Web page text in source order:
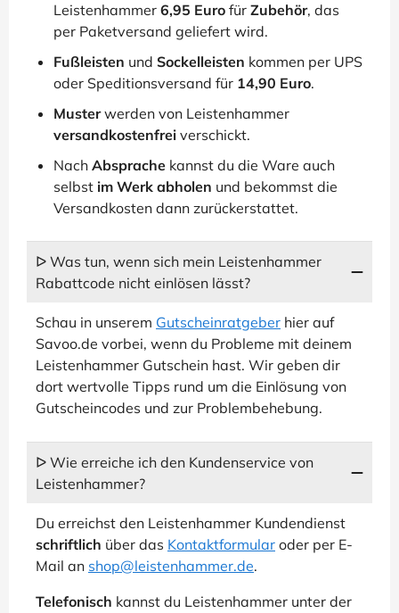
Leistenhammer 6,95 Euro für Zubehör, das
per Paketversand geliefert wird.
Fußleisten und Sockelleisten kommen per UPS
oder Speditionsversand für 14,90 Euro.
Musterwerden von Leistenhammer
versandkostenfrei verschickt.
Nach Absprache kannst du die Ware auch
selbst im Werk abholen und bekommst die
Versandkosten dann zurückerstattet.
ᐅ Was tun, wenn sich mein Leistenhammer
Rabattcode nicht einlösen lässt?
Schau in unserem Gutscheinratgeber hier auf
Savoo.de vorbei, wenn du Probleme mit deinem
Leistenhammer Gutschein hast. Wir geben dir
dort wertvolle Tipps rund um die Einlösung von
Gutscheincodes und zur Problembehebung.
ᐅ Wie erreiche ich den Kundenservice von
Leistenhammer?
Du erreichst den Leistenhammer Kundendienst
schriftlich über das Kontaktformular oder per E-
Mail an shop@leistenhammer.de.
Telefonisch kannst du Leistenhammer unter der